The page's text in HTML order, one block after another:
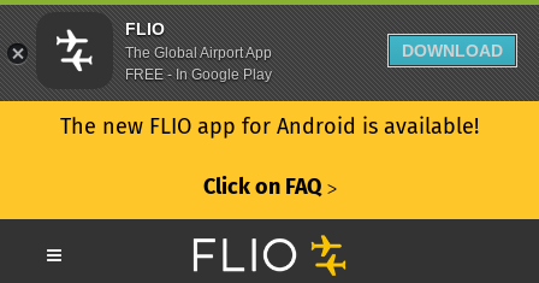
The new FLIO app for Android is available!
Click on FAQ ᐳ
FLIO
The Global Airport App
FREE - In Google Play
DOWNLOAD